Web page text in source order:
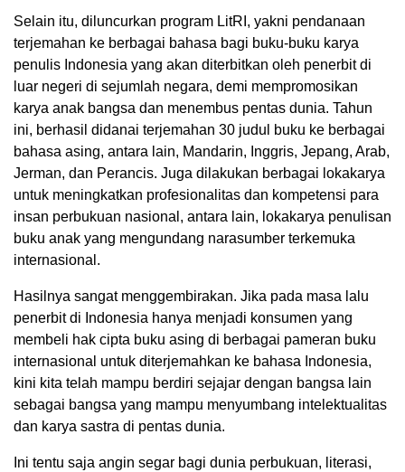
Selain itu, diluncurkan program LitRI, yakni pendanaan
terjemahan ke berbagai bahasa bagi buku-buku karya
penulis Indonesia yang akan diterbitkan oleh penerbit di
luar negeri di sejumlah negara, demi mempromosikan
karya anak bangsa dan menembus pentas dunia. Tahun
ini, berhasil didanai terjemahan 30 judul buku ke berbagai
bahasa asing, antara lain, Mandarin, Inggris, Jepang, Arab,
Jerman, dan Perancis. Juga dilakukan berbagai lokakarya
untuk meningkatkan profesionalitas dan kompetensi para
insan perbukuan nasional, antara lain, lokakarya penulisan
buku anak yang mengundang narasumber terkemuka
internasional.
Hasilnya sangat menggembirakan. Jika pada masa lalu
penerbit di Indonesia hanya menjadi konsumen yang
membeli hak cipta buku asing di berbagai pameran buku
internasional untuk diterjemahkan ke bahasa Indonesia,
kini kita telah mampu berdiri sejajar dengan bangsa lain
sebagai bangsa yang mampu menyumbang intelektualitas
dan karya sastra di pentas dunia.
Ini tentu saja angin segar bagi dunia perbukuan, literasi,